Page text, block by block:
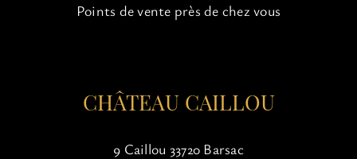
la
Points de vente près de chez vous
CHÂTEAU CAILLOU
9 Caillou 33720 Barsac